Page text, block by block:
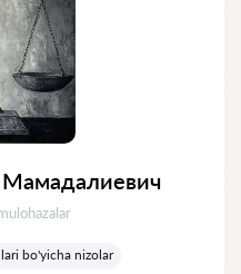
Мамадалиевич
bo'yicha nizolar